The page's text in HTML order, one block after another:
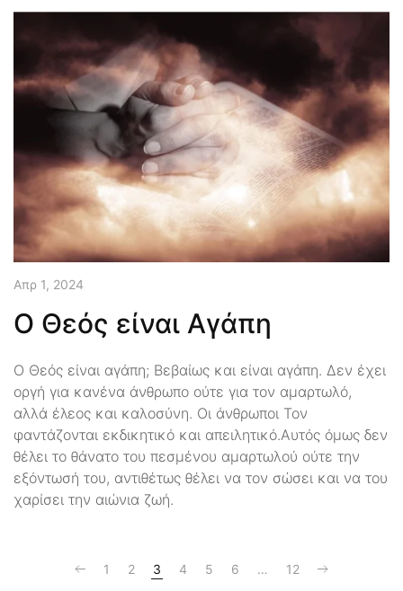
Απρ 1, 2024
Ο Θεός είναι Αγάπη
O Θεός είναι αγάπη; Βεβαίως και είναι αγάπη. Δεν έχει
οργή για κανένα άνθρωπο ούτε για τον αμαρτωλό,
αλλά έλεος και καλοσύνη. Οι άνθρωποι Τον
φαντάζονται εκδικητικό και απειλητικό.Αυτός όμως δεν
θέλει το θάνατο του πεσμένου αμαρτωλού ούτε την
εξόντωσή του, αντιθέτως θέλει να τον σώσει και να του
χαρίσει την αιώνια ζωή.
1 2 3 4 5 6 … 12